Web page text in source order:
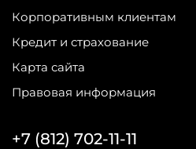
Корпоративным клиентам
Кредит и страхование
Карта сайта
Правовая информация
+7 (812) 702-11-11